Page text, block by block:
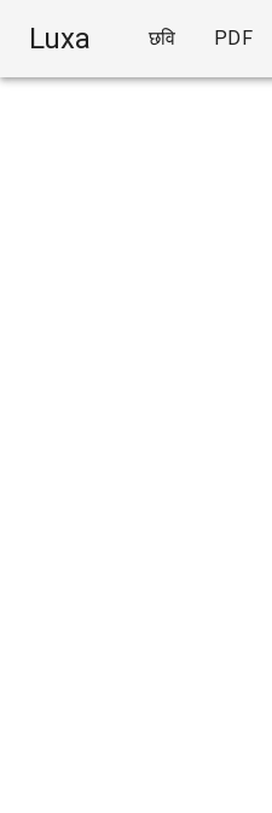
Luxa छवि PDF